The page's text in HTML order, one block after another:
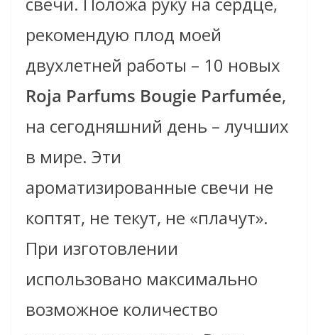
рекомендую плод моей
двухлетней работы – 10 новых
Roja Parfums Bougie Parfumée,
на сегодняшний день – лучших
в мире. Эти
ароматизированные свечи не
коптят, не текут, не «плачут».
При изготовлении
использовано максимально
возможное количество